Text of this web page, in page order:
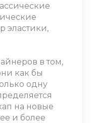
эластики,
в том,
как бы
одну
на новые
и более